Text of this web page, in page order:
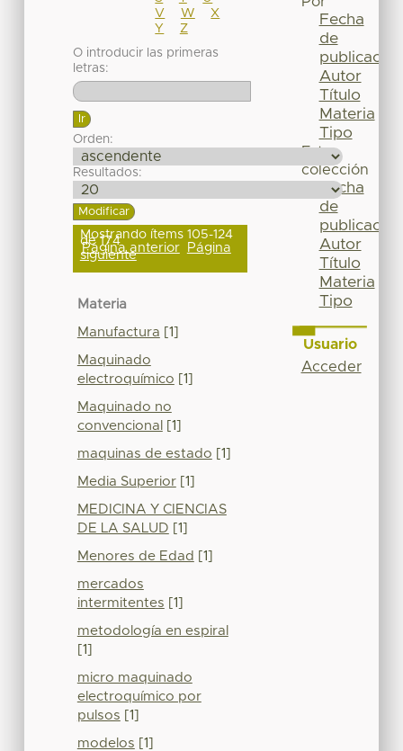
V
W
X
Y
Z
O introducir las primeras
letras:
Orden:
Resultados:
Mostrando ítems 105-124
de 174
Página anterior Página
siguiente
Materia
Manufactura [1]
Maquinado
electroquímico [1]
Maquinado no
convencional
[1]
maquinas de estado [1]
Media Superior[1]
MEDICINA Y CIENCIAS
DE LA SALUD [1]
Menores de Edad [1]
mercados
intermitentes [1]
metodología en espiral
[1]
micro maquinado
electroquímico por
pulsos [1]
modelos [1]
Fecha
de
publicación
Autor
Título
Materia
Tipo
Esta
colección
Fecha
de
publicación
Autor
Título
Materia
Tipo
Usuario
Acceder